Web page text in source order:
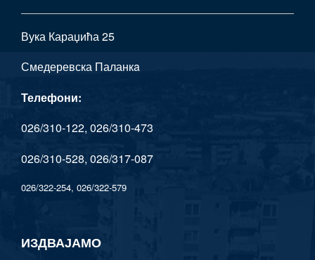
Вука Караџића 25
Смедеревска Паланкa
Телефони:
026/310-122, 026/310-473
026/310-528, 026/317-087
026/322-254, 026/322-579
ИЗДВАЈАМО